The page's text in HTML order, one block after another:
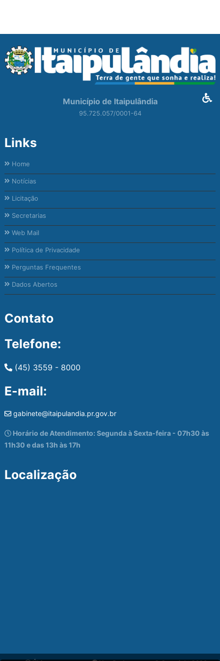
Município de Itaipulândia
95.725.057/0001-64
Links
Home
Notícias
Licitação
Secretarias
Web Mail
Política de Privacidade
Perguntas Frequentes
Dados Abertos
Contato
Telefone:
(45) 3559 - 8000
E-mail:
gabinete@itaipulandia.pr.gov.br
Horário de Atendimento: Segunda à Sexta-feira - 07h30 às
11h30 e das 13h às 17h
Localização